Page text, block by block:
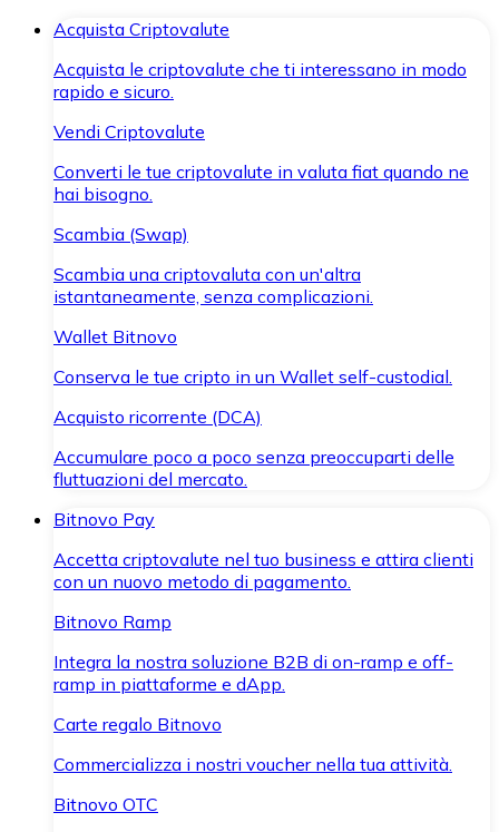
Acquista Criptovalute
Acquista le criptovalute che ti interessano in modo
rapido e sicuro.
Vendi Criptovalute
Converti le tue criptovalute in valuta fiat quando ne
hai bisogno.
Scambia (Swap)
Scambia una criptovaluta con un'altra
istantaneamente, senza complicazioni.
Wallet Bitnovo
Conserva le tue cripto in un Wallet self-custodial.
Acquisto ricorrente (DCA)
Accumulare poco a poco senza preoccuparti delle
fluttuazioni del mercato.
Bitnovo Pay
Accetta criptovalute nel tuo business e attira clienti
con un nuovo metodo di pagamento.
Bitnovo Ramp
Integra la nostra soluzione B2B di on-ramp e off-
ramp in piattaforme e dApp.
Carte regalo Bitnovo
Commercializza i nostri voucher nella tua attività.
Bitnovo OTC